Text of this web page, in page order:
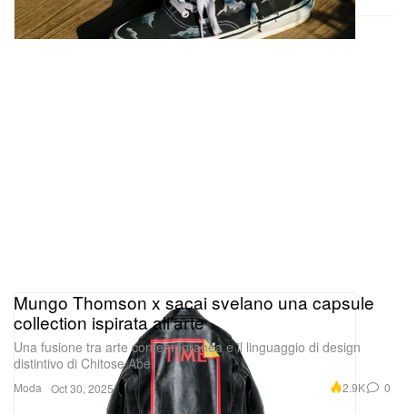
Moda
Mungo Thomson x sacai svelano una capsule
collection ispirata all’arte
Una fusione tra arte contemporanea e il linguaggio di design
distintivo di Chitose Abe.
Oct 30, 2025 2.9K 0